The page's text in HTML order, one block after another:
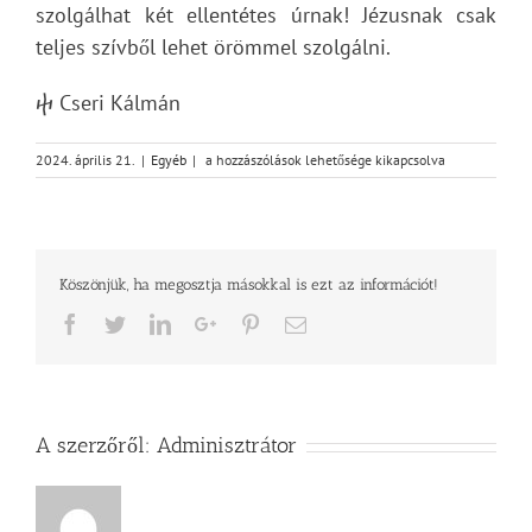
szolgálhat két ellentétes úrnak! Jézusnak csak
teljes szívből lehet örömmel szolgálni.
ⴕ Cseri Kálmán
2024. április 21. | Egyéb | Szolgálat
bejegyzéshez
a hozzászólások lehetősége kikapcsolva
Köszönjük, ha megosztja másokkal is ezt az információt!
Facebook
TwitterLinkedInGoogle+PinterestEmail
A szerzőről: Adminisztrátor